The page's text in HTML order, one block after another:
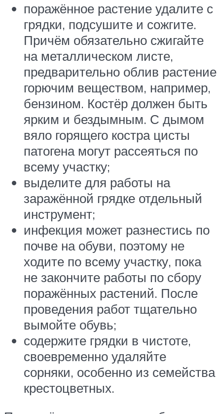
поражённое растение удалите с
грядки, подсушите и сожгите.
Причём обязательно сжигайте
на металлическом листе,
предварительно облив растение
горючим веществом, например,
бензином. Костёр должен быть
ярким и бездымным. С дымом
вяло горящего костра цисты
патогена могут рассеяться по
всему участку;
выделите для работы на
заражённой грядке отдельный
инструмент;
инфекция может разнестись по
почве на обуви, поэтому не
ходите по всему участку, пока
не закончите работы по сбору
поражённых растений. После
проведения работ тщательно
вымойте обувь;
содержите грядки в чистоте,
своевременно удаляйте
сорняки, особенно из семейства
крестоцветных.